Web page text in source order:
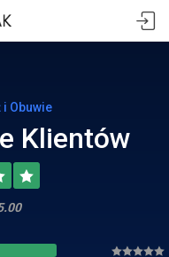
i Obuwie
Klientów